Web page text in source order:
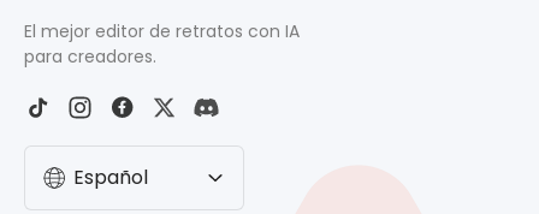
El mejor editor de retratos con IA
para creadores.
Español